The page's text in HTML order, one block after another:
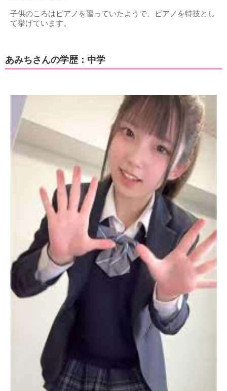
子供のころはピアノを習っていたようで、ピアノを特技とし
て挙げています。
あみちさんの学歴：中学